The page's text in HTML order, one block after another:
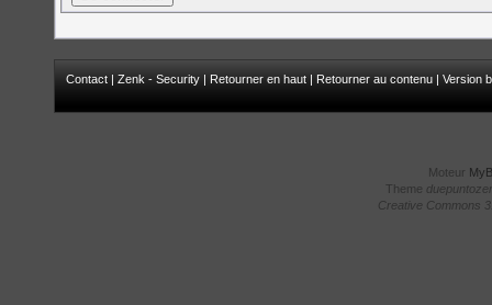
Contact | Zenk - Security | Retourner en haut | Retourner au contenu | Version
Moteur
Theme
Creative Commons